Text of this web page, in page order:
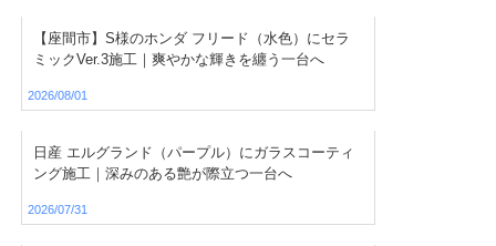
【座間市】S様のホンダ フリード（水色）にセラ
ミックVer.3施工｜爽やかな輝きを纏う一台へ
2026/08/01
日産 エルグランド（パープル）にガラスコーティ
ング施工｜深みのある艶が際立つ一台へ
2026/07/31